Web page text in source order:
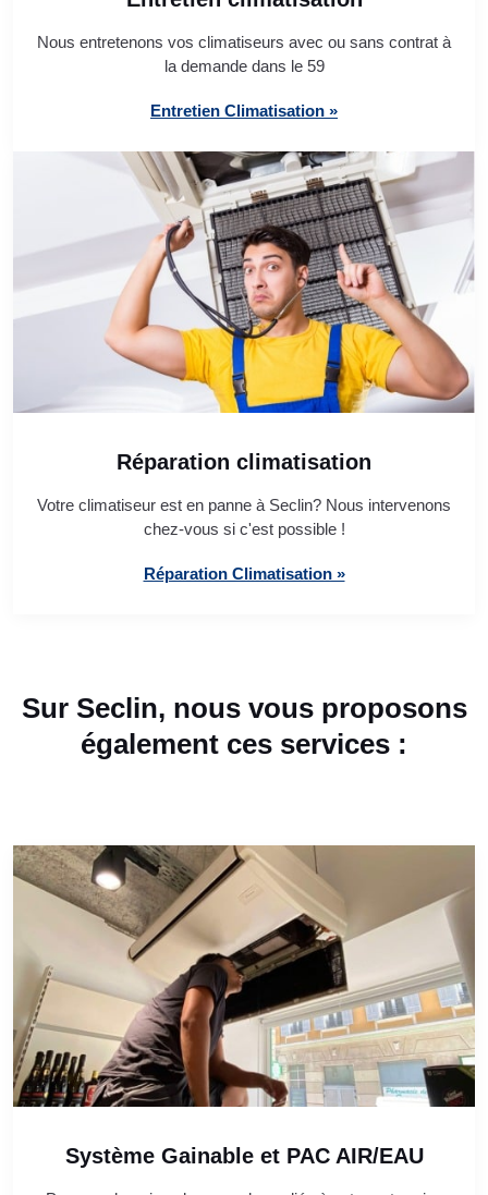
Nous entretenons vos climatiseurs avec ou sans contrat à
la demande dans le 59
Entretien Climatisation »
Réparation climatisation
Votre climatiseur est en panne à Seclin? Nous intervenons
chez-vous si c'est possible !
Réparation Climatisation »
Sur Seclin, nous vous proposons
également ces services :
Système Gainable et PAC AIR/EAU